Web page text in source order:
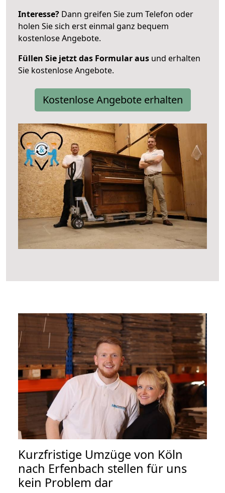
Interesse? Dann greifen Sie zum Telefon oder
holen Sie sich erst einmal ganz bequem
kostenlose Angebote.
Füllen Sie jetzt das Formular aus und erhalten
Sie kostenlose Angebote.
Kostenlose Angebote erhalten
Kurzfristige Umzüge von Köln
nach Erfenbach stellen für uns
kein Problem dar